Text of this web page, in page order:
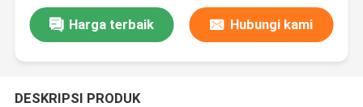
Harga terbaik Hubungi kami
DESKRIPSI PRODUK